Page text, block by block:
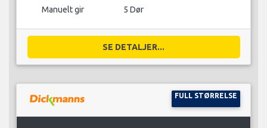
Manuelt gir 5 Dør
SE DETALJER...
FULL STØRRELSE